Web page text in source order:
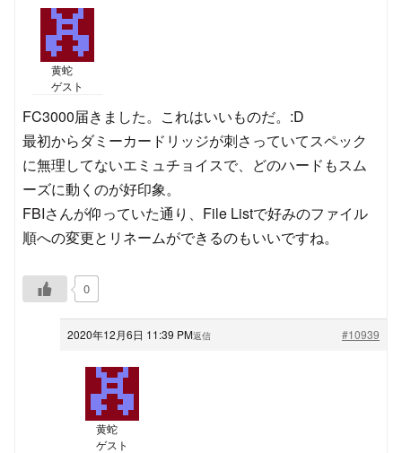
黄蛇
ゲスト
FC3000届きました。これはいいものだ。:D
最初からダミーカードリッジが刺さっていてスペック
に無理してないエミュチョイスで、どのハードもスム
ーズに動くのが好印象。
FBIさんが仰っていた通り、File Listで好みのファイル
順への変更とリネームができるのもいいですね。
0
2020年12月6日 11:39 PM #10939
返信
黄蛇
ゲスト